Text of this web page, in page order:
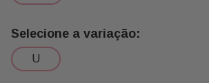
1 Chocolate Recheado 45g Snickers
3 Bombom Amor Carioca 20g
u